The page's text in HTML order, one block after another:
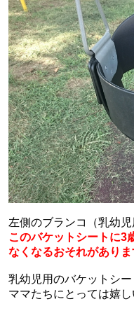
左側のブランコ（乳幼児
このバケットシートに3
なくなるおそれがありま
乳幼児用のバケットシ
ママたちにとっては嬉し